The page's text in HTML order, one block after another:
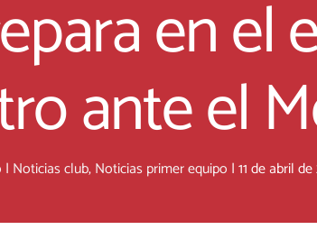
en el
ante el
| Noticias club,Noticias primer equipo |11 de abril